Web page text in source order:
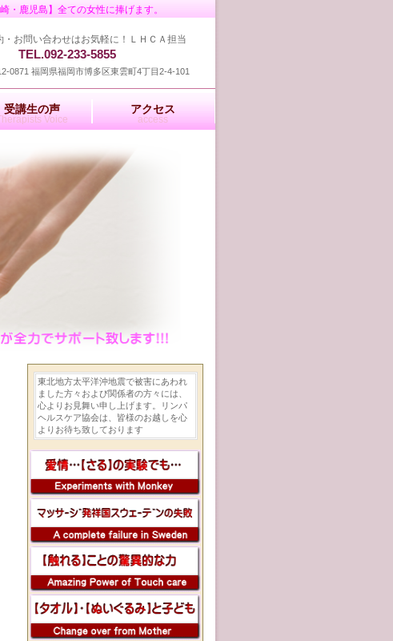
・鹿児島】全ての女性に捧げます。
・お問い合わせはお気軽に！ＬＨＣＡ担当
233-5855
0871 福岡県福岡市博多区東雲町4丁目2-4-101
受講生の声
Voice
アクセス
access
東北地方太平洋沖地震で被害にあわれ
ました方々および関係者の方々には、
心よりお見舞い申し上げます。リンパ
ヘルスケア協会は、皆様のお越しを心
よりお待ち致しております